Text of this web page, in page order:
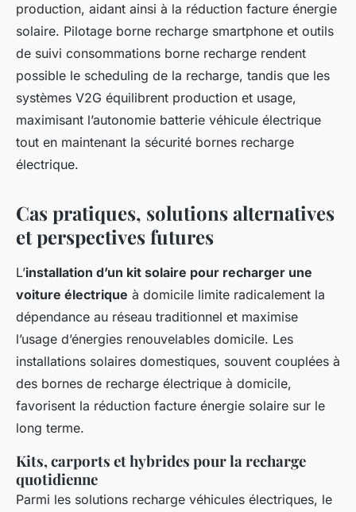
production, aidant ainsi à la réduction facture énergie
solaire. Pilotage borne recharge smartphone et outils
de suivi consommations borne recharge rendent
possible le scheduling de la recharge, tandis que les
systèmes V2G équilibrent production et usage,
maximisant l’autonomie batterie véhicule électrique
tout en maintenant la sécurité bornes recharge
électrique.
Cas pratiques, solutions alternatives
et perspectives futures
L’installation d’un kit solaire pour recharger une
voiture électrique à domicile limite radicalement la
dépendance au réseau traditionnel et maximise
l’usage d’énergies renouvelables domicile. Les
installations solaires domestiques, souvent couplées à
des bornes de recharge électrique à domicile,
favorisent la réduction facture énergie solaire sur le
long terme.
Kits, carports et hybrides pour la recharge
quotidienne
Parmi les solutions recharge véhicules électriques, le